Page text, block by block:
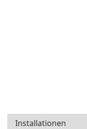
Installationen